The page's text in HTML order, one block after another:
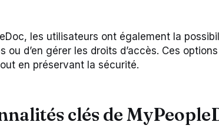
les utilisateurs ont également la
ou d’en gérer les droits d’accès. Ces
en préservant la sécurité.
clés de